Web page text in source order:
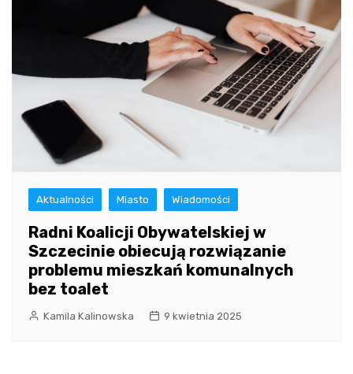
Aktualności Miasto Wiadomości
Radni Koalicji Obywatelskiej w
Szczecinie obiecują rozwiązanie
problemu mieszkań komunalnych
bez toalet
Kamila Kalinowska 9 kwietnia 2025